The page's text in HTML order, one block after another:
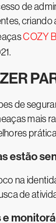
de
COZY
de
mais
estão
na
de